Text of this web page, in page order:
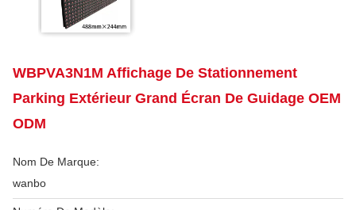
WBPVA3N1M Affichage De Stationnement
Parking Extérieur Grand Écran De Guidage OEM
ODM
Nom De Marque:
wanbo